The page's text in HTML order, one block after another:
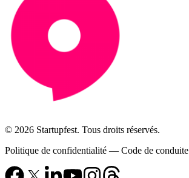
© 2026 Startupfest. Tous droits réservés.
Politique de confidentialité — Code de conduite